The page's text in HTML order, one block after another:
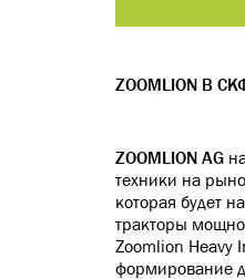
ZOOMLION В
ZOOMLION AG
техники на
которая будет
тракторы
Zoomlion Heavy
формирование